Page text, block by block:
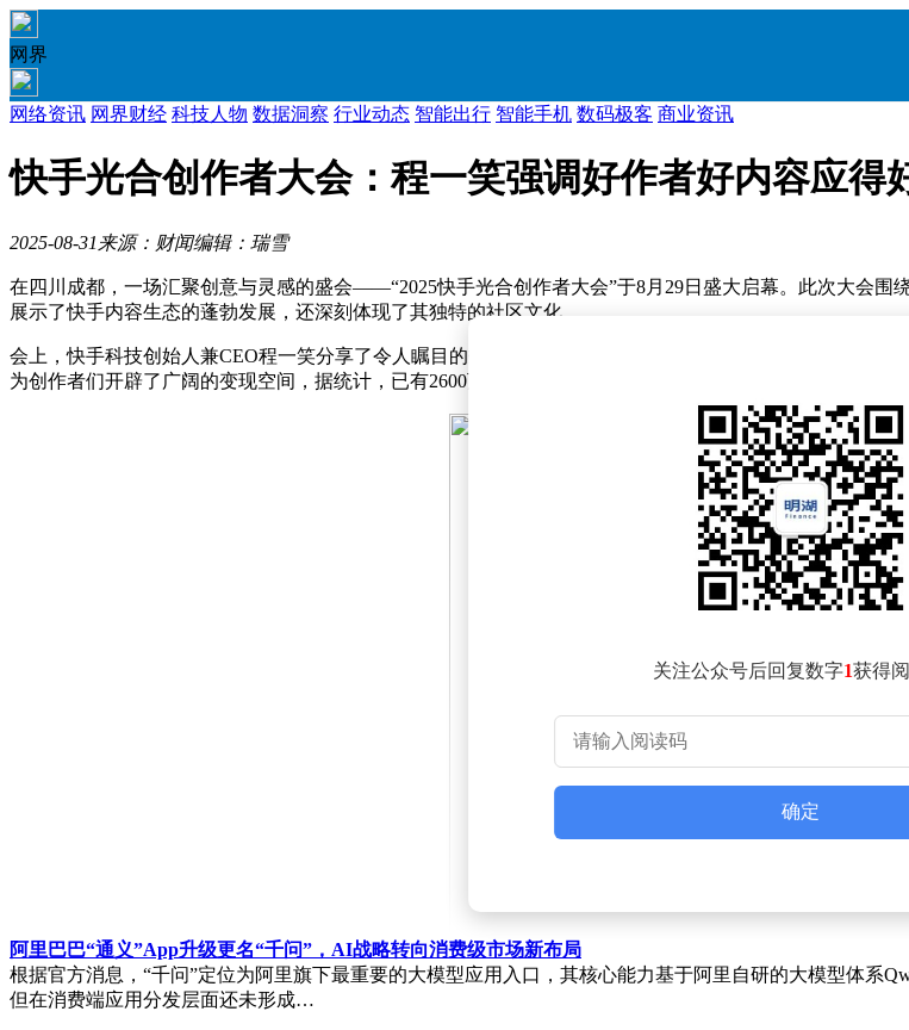
网界
网络资讯 网界财经 科技人物 数据洞察 行业动态 智能出行 智能手机 数码极客 商业资讯
快手光合创作者大会：程一笑强调好作者好内容应得
2025-08-31 来源：财闻编辑：瑞雪
在四川成都，一场汇聚创意与灵感的盛会——“2025快手光合创作者大会”于8月29日盛大启幕。此次大会围
展示了快手内容生态的蓬勃发展，还深刻体现了其独特的社区文化。
会上，快手科技创始人兼CEO程一笑分享了令人瞩目的数据：过去一年中，拥有万粉以上的创作者投稿量
为创作者们开辟了广阔的变现空间，据统计，已有2600万创作者在快手平台上获得收入，其中月收入超过千
关注公众号后回复数字1获得
确定
阿里巴巴“通义”App升级更名“千问”，AI战略转向消费级市场新布局
根据官方消息，“千问”定位为阿里旗下最重要的大模型应用入口，其核心能力基于阿里自研的大模型体系
但在消费端应用分发层面还未形成…